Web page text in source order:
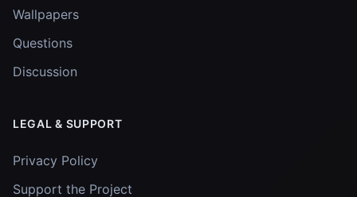
Wallpapers
Questions
Discussion
LEGAL & SUPPORT
Privacy Policy
Support the Project